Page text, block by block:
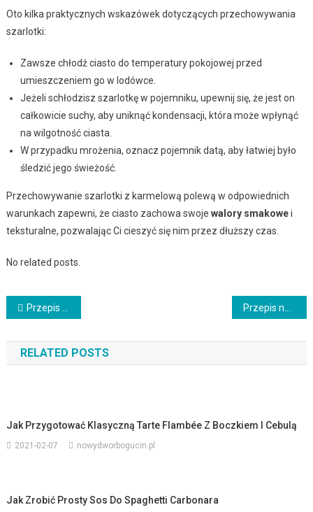
Oto kilka praktycznych wskazówek dotyczących przechowywania
szarlotki:
Zawsze chłodź ciasto do temperatury pokojowej przed
umieszczeniem go w lodówce.
Jeżeli schłodzisz szarlotkę w pojemniku, upewnij się, że jest on
całkowicie suchy, aby uniknąć kondensacji, która może wpłynąć
na wilgotność ciasta.
W przypadku mrożenia, oznacz pojemnik datą, aby łatwiej było
śledzić jego świeżość.
Przechowywanie szarlotki z karmelową polewą w odpowiednich
warunkach zapewni, że ciasto zachowa swoje walory smakowei
teksturalne, pozwalając Ci cieszyć się nim przez dłuższy czas.
No related posts.
Nawigacja
wpisu
Przepis na domowe spaghetti bolognese
RELATED POSTS
Jak Przygotować Klasyczną Tarte Flambée Z Boczkiem I Cebulą
2021-02-07 nowydworbogucin.pl
Jak Zrobić Prosty Sos Do Spaghetti Carbonara